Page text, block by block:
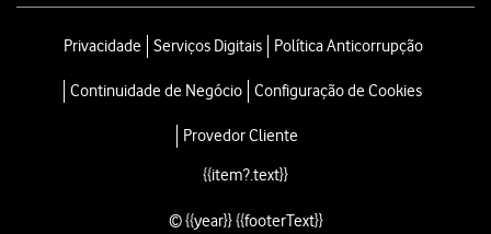
Privacidade Serviços Digitais Política Anticorrupção
Continuidade de Negócio Configuração de Cookies
Provedor Cliente
{{item?.text}}
© {{year}} {{footerText}}